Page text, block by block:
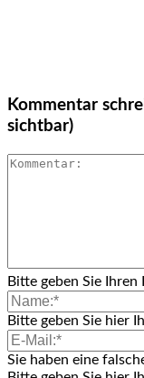
Kommentar
sichtbar)
Bitte geben Sie Ihren
Bitte geben Sie hier
Sie haben eine